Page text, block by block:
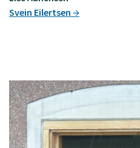
Svein Eilertsen